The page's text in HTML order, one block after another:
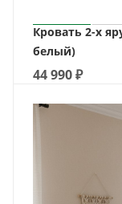
Кровать 2-х
белый)
44 990₽